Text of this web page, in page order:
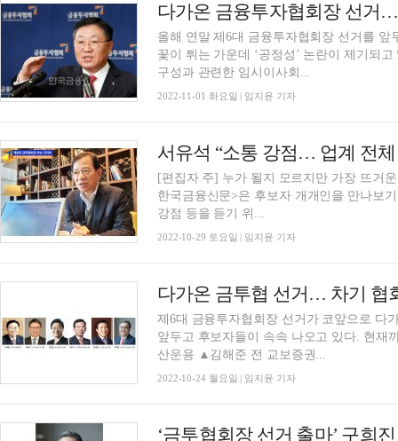
다가온 금융투자협회장 선거
올해 연말 제6대 금융투자협회장 선거를 앞
꽃이 튀는 가운데 ‘공정성’ 논란이 제기되
구성과 관련한 임시이사회...
2022-11-01 화요일 | 임지윤 기자
[편집자 주] 누가 될지 모르지만 가장 뜨거
한국금융신문>은 후보자 개개인을 만나보
강점 등을 듣기 위...
2022-10-29 토요일 | 임지윤 기자
다가온 금투협 선거… 차기 협
제6대 금융투자협회장 선거가 코앞으로 다
앞두고 후보자들이 속속 나오고 있다. 현
산운용 ▲김해준 전 교보증권...
2022-10-24 월요일 | 임지윤 기자